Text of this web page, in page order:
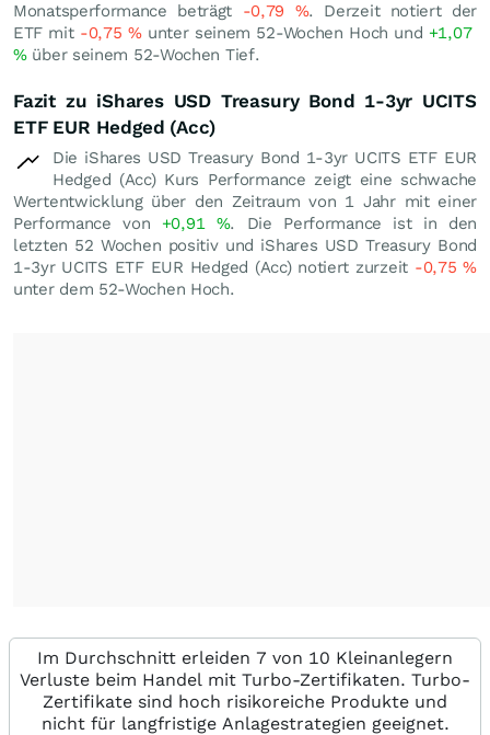
Monatsperformance beträgt -0,79 %. Derzeit notiert der
ETF mit -0,75 %unter seinem 52-Wochen Hoch und +1,07
%über seinem 52-Wochen Tief.
Fazit zu iShares USD Treasury Bond 1-3yr UCITS
ETF EUR Hedged (Acc)
Die iShares USD Treasury Bond 1-3yr UCITS ETF EUR
Hedged (Acc) Kurs Performance zeigt eine schwache
Wertentwicklung über den Zeitraum von 1 Jahr mit einer
Performance von +0,91 %. Die Performance ist in den
letzten 52 Wochen positiv und iShares USD Treasury Bond
1-3yr UCITS ETF EUR Hedged (Acc) notiert zurzeit -0,75%
unter dem 52-Wochen Hoch.
Im Durchschnitt erleiden 7 von 10 Kleinanlegern
Verluste beim Handel mit Turbo-Zertifikaten. Turbo-
Zertifikate sind hoch risikoreiche Produkte und
nicht für langfristige Anlagestrategien geeignet.